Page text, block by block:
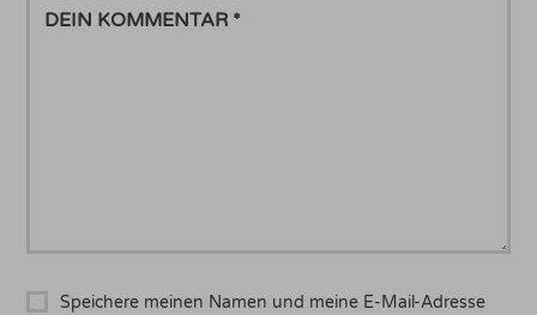
KOMMENTAR
Speichere meinen Namen und meine E-Mail-Adresse